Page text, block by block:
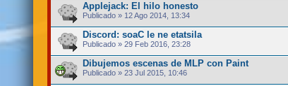
Applejack: El hilo honesto
Publicado » 12 Ago 2014, 13:34
Discord: soaC le ne etatsila
Publicado » 29 Feb 2016, 23:28
Dibujemos escenas de MLP con Paint
Publicado » 23 Jul 2015, 10:46